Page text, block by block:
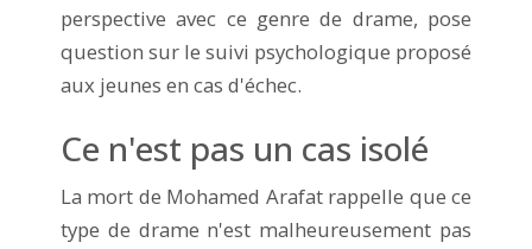
perspective avec ce genre de drame, pose
question sur le suivi psychologique proposé
aux jeunes en cas d'échec.
Ce n'est pas un cas isolé
La mort de Mohamed Arafat rappelle que ce
type de drame n'est malheureusement pas